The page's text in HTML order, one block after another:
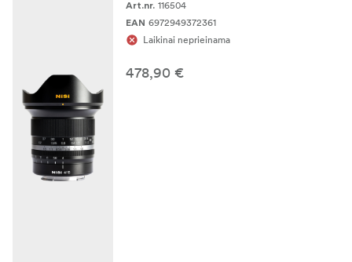
Art.nr. 116504
EAN 6972949372361
Laikinai neprieinama
478,90 €